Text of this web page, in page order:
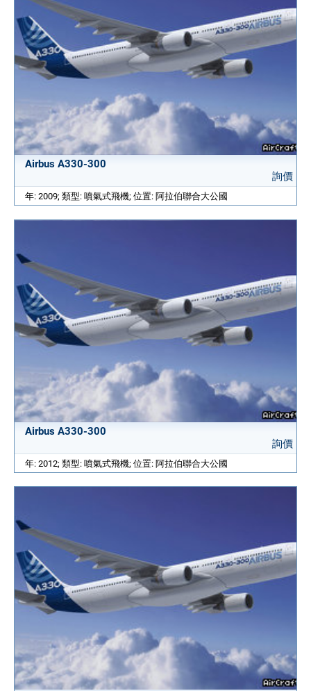
Airbus A330-300
詢價
年: 2009; 類型: 噴氣式飛機; 位置: 阿拉伯聯合大公國
Airbus A330-300
詢價
年: 2012; 類型: 噴氣式飛機; 位置: 阿拉伯聯合大公國